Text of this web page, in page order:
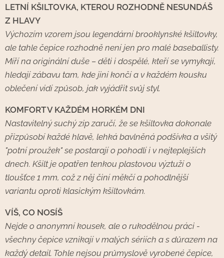
LETNÍ KŠILTOVKA, KTEROU ROZHODNĚ NESUNDÁŠ
Z HLAVY
Výchozím vzorem jsou legendární brooklynské kšiltovky,
ale tahle čepice rozhodně není jen pro malé baseballisty.
Míří na originální duše – děti i dospělé, kteří se vymykají,
hledají zábavu tam, kde jiní končí a v každém kousku
oblečení vidí způsob, jak vyjádřit svůj styl.
KOMFORT V KAŽDÉM HORKÉM DNI
Nastavitelný suchý zip zaručí, že se kšiltovka dokonale
přizpůsobí každé hlavě, lehká bavlněná podšívka a všitý
"potní proužek" se postarají o pohodlí i v nejteplejších
dnech. Kšilt je opatřen tenkou plastovou výztuží o
tloušťce 1 mm, což z něj činí měkčí a pohodlnější
variantu oproti klasickým kšiltovkám.
VÍŠ, CO NOSÍŠ
Nejde o anonymní kousek, ale o rukodělnou práci -
všechny čepice vznikají v malých sériích a s důrazem na
každý detail. Tohle nejsou průmyslově vyrobené čepice,